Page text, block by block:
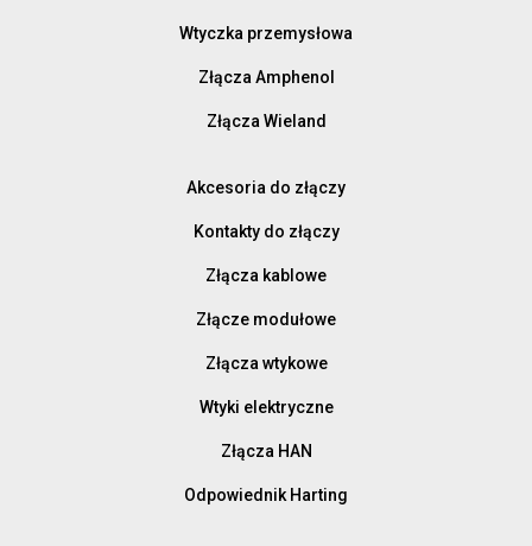
Wtyczka przemysłowa
Złącza Amphenol
Złącza Wieland
Akcesoria do złączy
Kontakty do złączy
Złącza kablowe
Złącze modułowe
Złącza wtykowe
Wtyki elektryczne
Złącza HAN
Odpowiednik Harting